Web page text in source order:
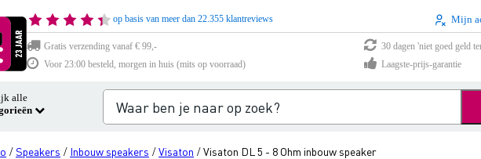
op basis van meer dan 22.355 klantreviews Mijn
Gratis verzending vanaf € 99,-
30 dagen 'niet goed geld
Voor 23:00 besteld, morgen in huis (mits op voorraad)
Laagste-prijs-garantie
alle
/Speakers / Inbouw speakers /Visaton /Visaton DL 5 - 8 Ohm inbouw speaker